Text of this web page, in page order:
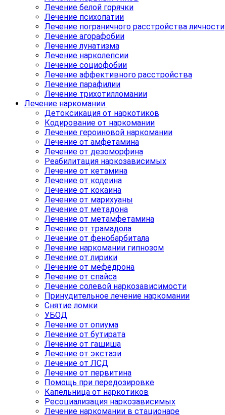
Лечение белой горячки
Лечение психопатии
Лечение пограничного расстройства личности
Лечение агорафобии
Лечение лунатизма
Лечение нарколепсии
Лечение социофобии
Лечение аффективного расстройства
Лечение парафилии
Лечение трихотилломании
Лечение наркомании
Детоксикация от наркотиков
Кодирование от наркомании
Лечение героиновой наркомании
Лечение от амфетамина
Лечение от дезоморфина
Реабилитация наркозависимых
Лечение от кетамина
Лечение от кодеина
Лечение от кокаина
Лечение от марихуаны
Лечение от метадона
Лечение от метамфетамина
Лечение от трамадола
Лечение от фенобарбитала
Лечение наркомании гипнозом
Лечение от лирики
Лечение от мефедрона
Лечение от спайса
Лечение солевой наркозависимости
Принудительное лечение наркомании
Снятие ломки
УБОД
Лечение от опиума
Лечение от бутирата
Лечение от гашиша
Лечение от экстази
Лечение от ЛСД
Лечение от первитина
Помощь при передозировке
Капельница от наркотиков
Ресоциализация наркозависимых
Лечение наркомании в стационаре